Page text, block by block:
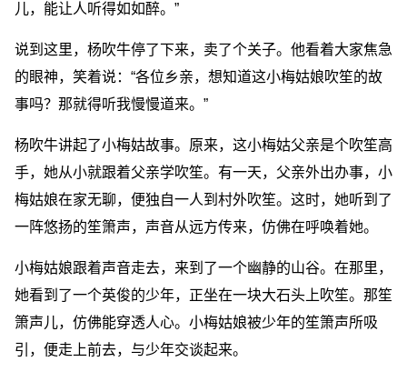
儿，能让人听得如如醉。”
说到这里，杨吹牛停了下来，卖了个关子。他看着大家焦急
的眼神，笑着说：“各位乡亲，想知道这小梅姑娘吹笙的故
事吗？那就得听我慢慢道来。”
杨吹牛讲起了小梅姑故事。原来，这小梅姑父亲是个吹笙高
手，她从小就跟着父亲学吹笙。有一天，父亲外出办事，小
梅姑娘在家无聊，便独自一人到村外吹笙。这时，她听到了
一阵悠扬的笙箫声，声音从远方传来，仿佛在呼唤着她。
小梅姑娘跟着声音走去，来到了一个幽静的山谷。在那里，
她看到了一个英俊的少年，正坐在一块大石头上吹笙。那笙
箫声儿，仿佛能穿透人心。小梅姑娘被少年的笙箫声所吸
引，便走上前去，与少年交谈起来。